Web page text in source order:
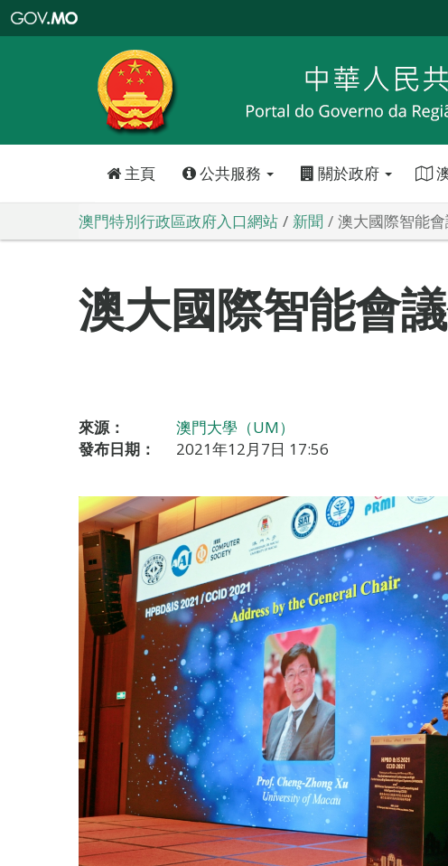
特
政
區
政
口
主頁 公共服務 關於政府
澳門特別行政區政府入口網站 新聞 澳大國際智能
澳大國際智能會
來源：
澳門大學（UM）
發布日期：
2021年12月7日 17:56